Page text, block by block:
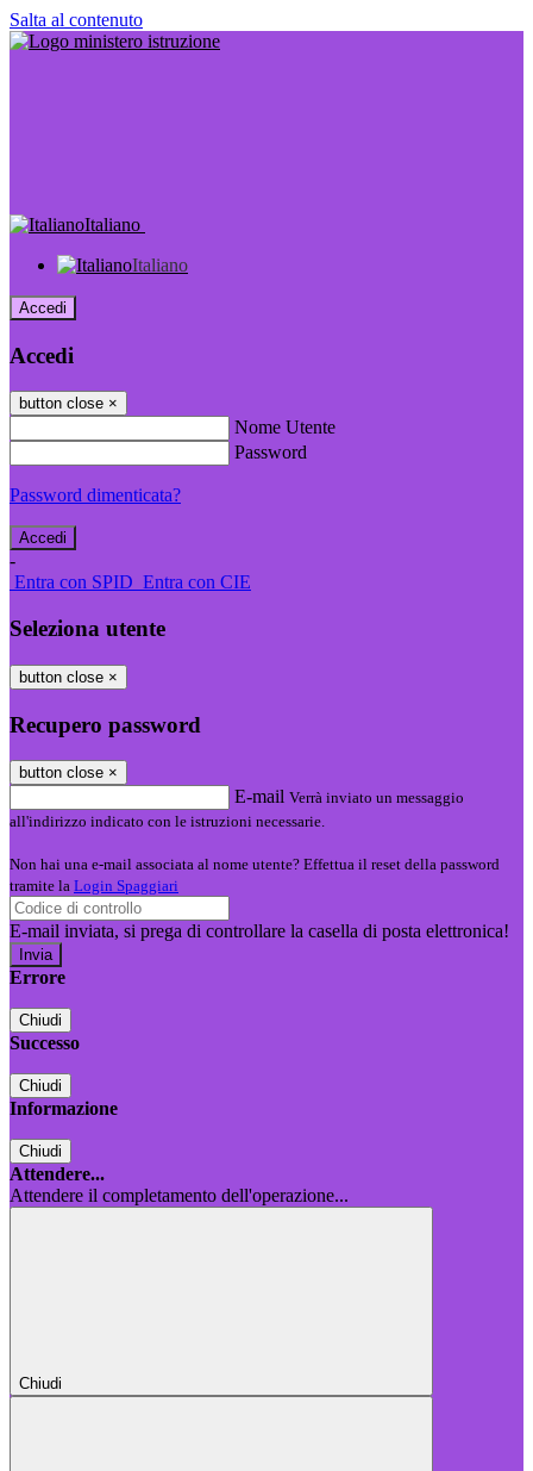
Salta al contenuto
Italiano
Italiano
Accedi
Accedi
button close ×
Nome Utente
Password
Password dimenticata?
-
Entra con SPID Entra con CIE
Seleziona utente
button close ×
Recupero password
button close ×
E-mail Verrà inviato un messaggio
all'indirizzo indicato con le istruzioni necessarie.
Non hai una e-mail associata al nome utente? Effettua il reset della password
tramite la Login Spaggiari
E-mail inviata, si prega di controllare la casella di posta elettronica!
Errore
Chiudi
Successo
Chiudi
Informazione
Chiudi
Attendere...
Attendere il completamento dell'operazione...
Chiudi